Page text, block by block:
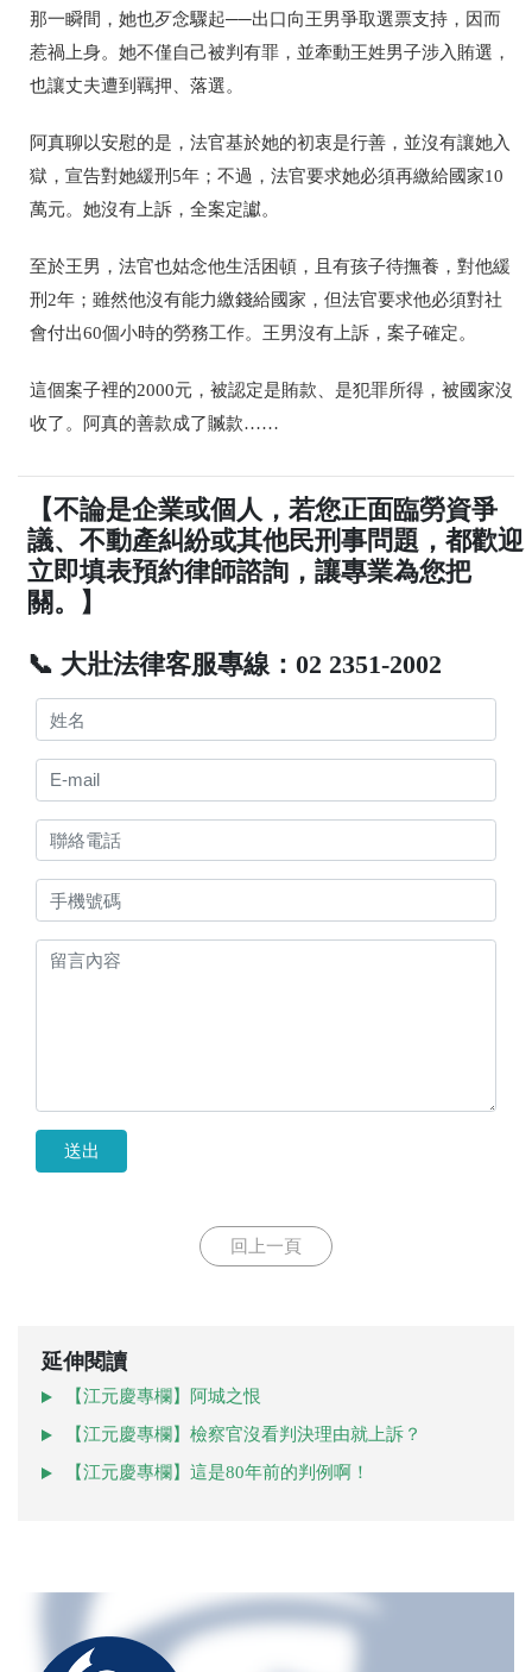
那一瞬間，她也歹念驟起──出口向王男爭取選票支持，因而
惹禍上身。她不僅自己被判有罪，並牽動王姓男子涉入賄選，
也讓丈夫遭到 羈押、落選。
阿真聊以安慰的是，法官基於她的初衷是行善，並沒有讓她入
獄，宣告對她緩刑5年；不過，法官要求她必須再繳給國家10
萬元。她沒有上訴，全案定讞。
至於王男，法官也姑念他生活困頓，且有孩子待撫養，對他緩
刑2年；雖然他沒有能力繳錢給國家，但法官要求他必須對社
會付出60個小時的勞務工作。王男沒有上訴，案子確定。
這個案子裡的2000元，被認定是賄款、是犯罪所得，被國家沒
收了。阿真的善款成了贓款……
【不論是企業或個人，若您正面臨勞資爭
議、不動產糾紛或其他民刑事問題，都歡迎
立即填表預約律師諮詢，讓專業為您把
關。】
📞 大壯法律客服專線：02 2351-2002
送出
回上一頁
延伸閱讀
【江元慶專欄】阿城之恨
【江元慶專欄】檢察官沒看判決理由就上訴？
【江元慶專欄】這是80年前的判例啊！